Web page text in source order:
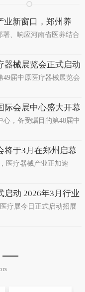
业新窗口，郑州养
前瞻
署、响应河南省医养结合
器械展览会正式启动
医疗发展
49届中原医疗器械展览会
际会展中心盛大开幕
心，备受瞩目的第48届中
将于3月在郑州启幕
商共襄盛举
医疗器械产业正加速
启动 2026年3月行业
疗展今日正式启动招展